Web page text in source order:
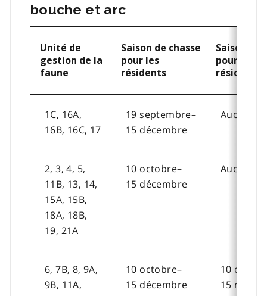
bouche et arc
Unité de
gestion de la
faune
Saison de chasse
pour les
résidents
Saison de
pour les
résidents
1C, 16A,
16B, 16C, 17
19 septembre–
15 décembre
Aucune
2, 3, 4, 5,
11B, 13, 14,
15A, 15B,
18A, 18B,
19, 21A
10 octobre–
15 décembre
Aucune
6, 7B, 8, 9A,
9B, 11A,
10 octobre–
15 décembre
10
15